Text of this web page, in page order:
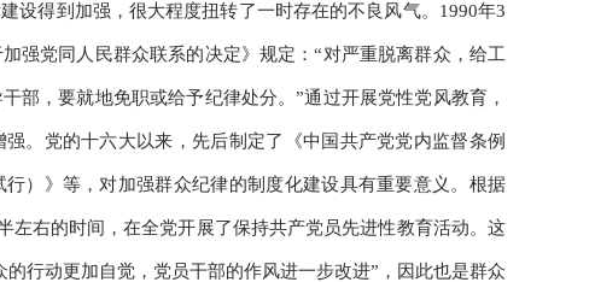
设得到加强，很大程度扭转了一时存在的不良风气。1990年3
强党同人民群众联系的决定》规定：“对严重脱离群众，给工
部，要就地免职或给予纪律处分。”通过开展党性党风教育，
。党的十六大以来，先后制定了《中国共产党党内监督条例
行）》等，对加强群众纪律的制度化建设具有重要意义。根据
左右的时间，在全党开展了保持共产党员先进性教育活动。这
行动更加自觉，党员干部的作风进一步改进”，因此也是群众